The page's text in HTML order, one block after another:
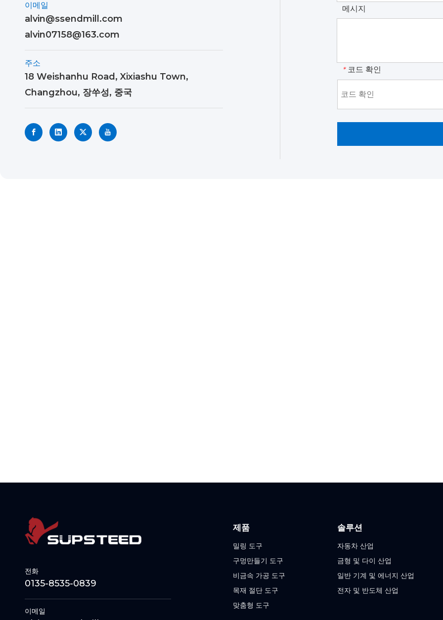
이메일
alvin@ssendmill.com
alvin07158@163.com
주소
18 Weishanhu Road, Xixiashu Town,
Changzhou, 장쑤성, 중국
메시지
* 코드 확인
전화
0135-8535-0839
이메일
제품
밀링 도구
구멍만들기 도구
비금속 가공 도구
목재 절단 도구
맞춤형 도구
솔루션
자동차 산업
금형 및 다이 산업
일반 기계 및 에너지 산업
전자 및 반도체 산업